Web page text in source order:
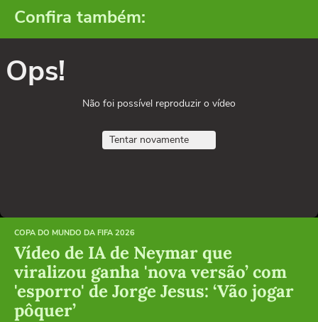
Confira também:
Ops!
Não foi possível reproduzir o vídeo
Tentar novamente
COPA DO MUNDO DA FIFA 2026
Vídeo de IA de Neymar que
viralizou ganha 'nova versão’ com
'esporro' de Jorge Jesus: ‘Vão jogar
pôquer’